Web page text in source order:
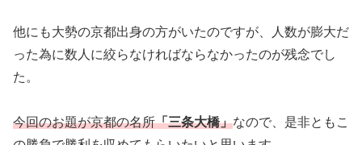
他にも大勢の京都出身の方がいたのですが、人数が膨大だ
った為に数人に絞らなければならなかったのが残念でし
た。
今回のお題が京都の名所「三条大橋」なので、是非ともこ